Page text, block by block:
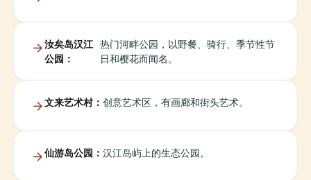
汝矣岛汉江
公园：
热门河畔公园，以野餐、骑行、季节性节
日和樱花而闻名。
文来艺术村： 创意艺术区，有画廊和街头艺术。
仙游岛公园： 汉江岛屿上的生态公园。